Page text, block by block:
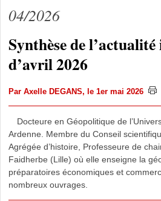
04/2026
Synthèse de
d’avril 2026
Par Axelle DEGANS, le 1er mai 2026
Docteure en Géopolitique de
Ardenne. Membre du Conseil
Agrégée d’histoire, Professeure de
Faidherbe (Lille) où elle enseigne la
préparatoires économiques et
nombreux ouvrages.